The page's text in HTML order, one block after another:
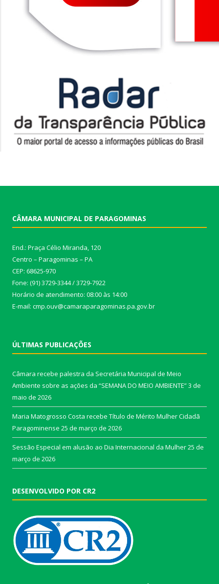
CÂMARA MUNICIPAL DE PARAGOMINAS
End.: Praça Célio Miranda, 120
Centro – Paragominas – PA
CEP: 68625-970
Fone: (91) 3729-3344 / 3729-7922
Horário de atendimento: 08:00 às 14:00
E-mail: cmp.ouv@camaraparagominas.pa.gov.br
ÚLTIMAS PUBLICAÇÕES
Câmara recebe palestra da Secretária Municipal de Meio
Ambiente sobre as ações da “SEMANA DO MEIO AMBIENTE”3 de
maio de 2026
Maria Matogrosso Costa recebe Título de Mérito Mulher Cidadã
Paragominense 25 de março de 2026
Sessão Especial em alusão ao Dia Internacional da Mulher25 de
março de 2026
DESENVOLVIDO POR CR2